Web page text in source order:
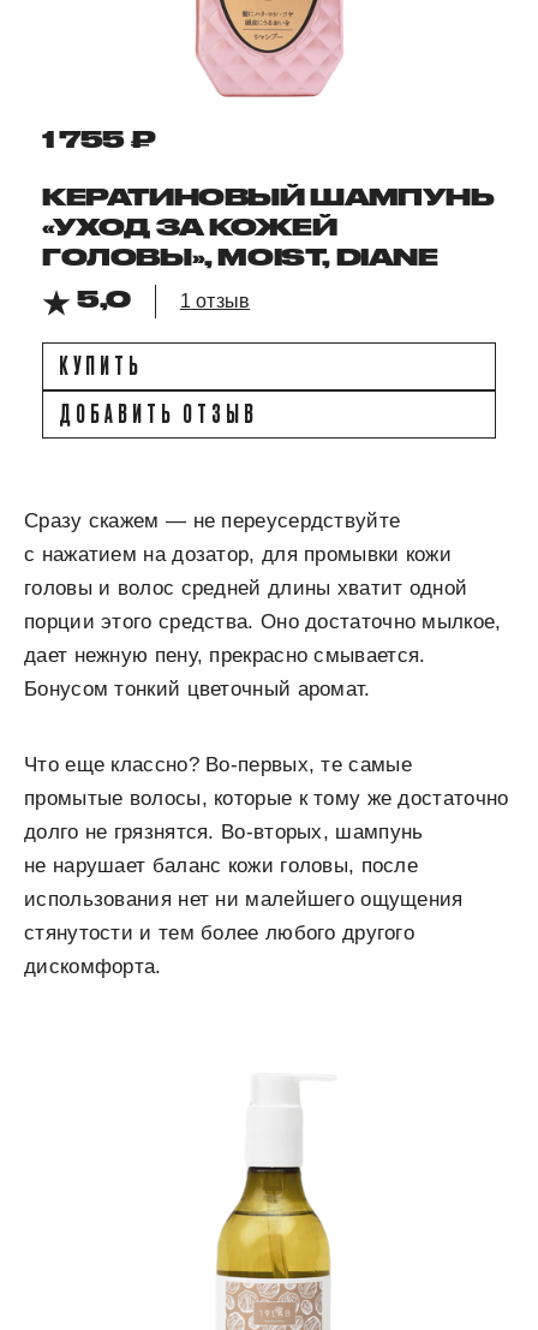
1 755 ₽
КЕРАТИНОВЫЙ ШАМПУНЬ
«УХОД ЗА КОЖЕЙ
ГОЛОВЫ», MOIST, DIANE
5,0
1 отзыв
КУПИТЬ
ДОБАВИТЬ ОТЗЫВ
Сразу скажем — не переусердствуйте
с нажатием на дозатор, для промывки кожи
головы и волос средней длины хватит одной
порции этого средства. Оно достаточно мылкое,
дает нежную пену, прекрасно смывается.
Бонусом тонкий цветочный аромат.
Что еще классно? Во-первых, те самые
промытые волосы, которые к тому же достаточно
долго не грязнятся. Во-вторых, шампунь
не нарушает баланс кожи головы, после
использования нет ни малейшего ощущения
стянутости и тем более любого другого
дискомфорта.